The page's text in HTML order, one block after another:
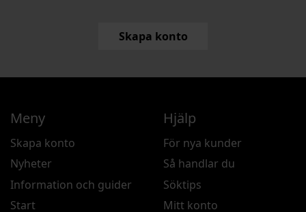
Skapa konto
Meny
Skapa konto
Nyheter
Information och guider
Start
Hjälp
För nya kunder
Så handlar du
Söktips
Mitt konto